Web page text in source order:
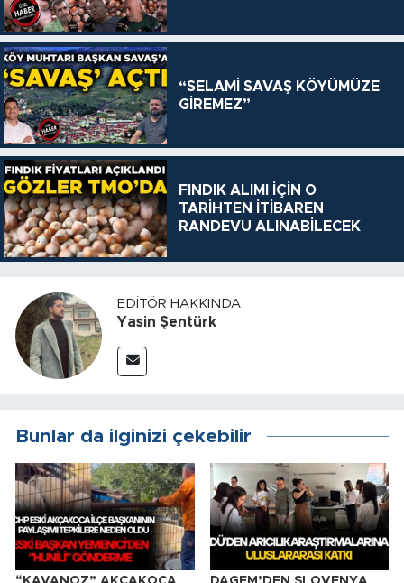
“SELAMİ SAVAŞ KÖYÜMÜZE
GİREMEZ”
FINDIK ALIMI İÇİN O
TARİHTEN İTİBAREN
RANDEVU ALINABİLECEK
EDITÖR HAKKINDA
Yasin Şentürk
Bunlar da ilginizi çekebilir